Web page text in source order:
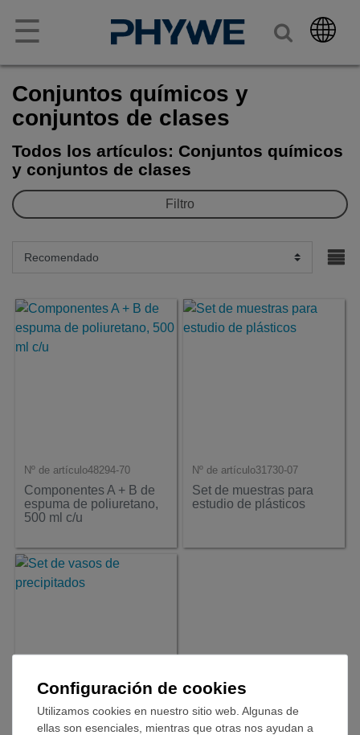
☰
Conjuntos químicos y
conjuntos de clases
Todos los artículos: Conjuntos químicos
y conjuntos de clases
Filtro
Nº de artículo48294-70
Componentes A + B de
espuma de poliuretano,
500 ml c/u
Nº de artículo31730-07
Set de muestras para
estudio de plásticos
Nº de artículo46062-88
Configuración de cookies
Utilizamos cookies en nuestro sitio web. Algunas de
ellas son esenciales, mientras que otras nos ayudan a